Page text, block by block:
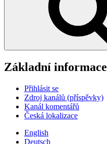
Základní informace
Přihlásit se
Zdroj kanálů (příspěvky)
Kanál komentářů
Česká lokalizace
English
Deutsch